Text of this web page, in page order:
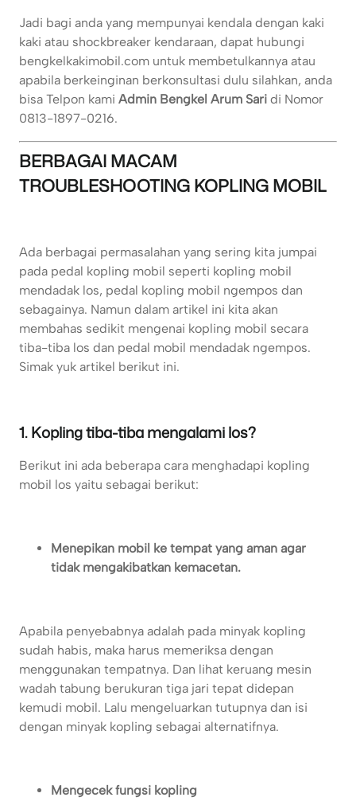
Jadi bagi anda yang mempunyai kendala dengan kaki
kaki atau shockbreaker kendaraan, dapat hubungi
bengkelkakimobil.com untuk membetulkannya atau
apabila berkeinginan berkonsultasi dulu silahkan, anda
bisa Telpon kami Admin Bengkel Arum Sari di Nomor
0813-1897-0216.
BERBAGAI MACAM
TROUBLESHOOTING KOPLING MOBIL
Ada berbagai permasalahan yang sering kita jumpai
pada pedal kopling mobil seperti kopling mobil
mendadak los, pedal kopling mobil ngempos dan
sebagainya. Namun dalam artikel ini kita akan
membahas sedikit mengenai kopling mobil secara
tiba-tiba los dan pedal mobil mendadak ngempos.
Simak yuk artikel berikut ini.
1. Kopling tiba-tiba mengalami los?
Berikut ini ada beberapa cara menghadapi kopling
mobil los yaitu sebagai berikut:
Menepikan mobil ke tempat yang aman agar
tidak mengakibatkan kemacetan.
Apabila penyebabnya adalah pada minyak kopling
sudah habis, maka harus memeriksa dengan
menggunakan tempatnya. Dan lihat keruang mesin
wadah tabung berukuran tiga jari tepat didepan
kemudi mobil. Lalu mengeluarkan tutupnya dan isi
dengan minyak kopling sebagai alternatifnya.
Mengecek fungsi kopling